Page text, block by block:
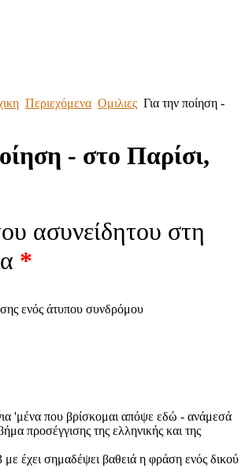
Περιεχόμενα Ομιλιες Για την ποίηση -
- στο Παρίσι,
ασυνείδητου στη
*
ενός άτυπου συνδρόμου
για 'μένα που βρίσκομαι απόψε εδώ - ανάμεσά
προσέγγισης της ελληνικής και της
έχει σημαδέψει βαθειά η φράση ενός δικού